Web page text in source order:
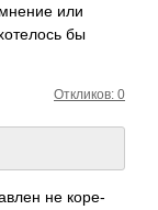
или
бы
Откликов: 0
не коре­